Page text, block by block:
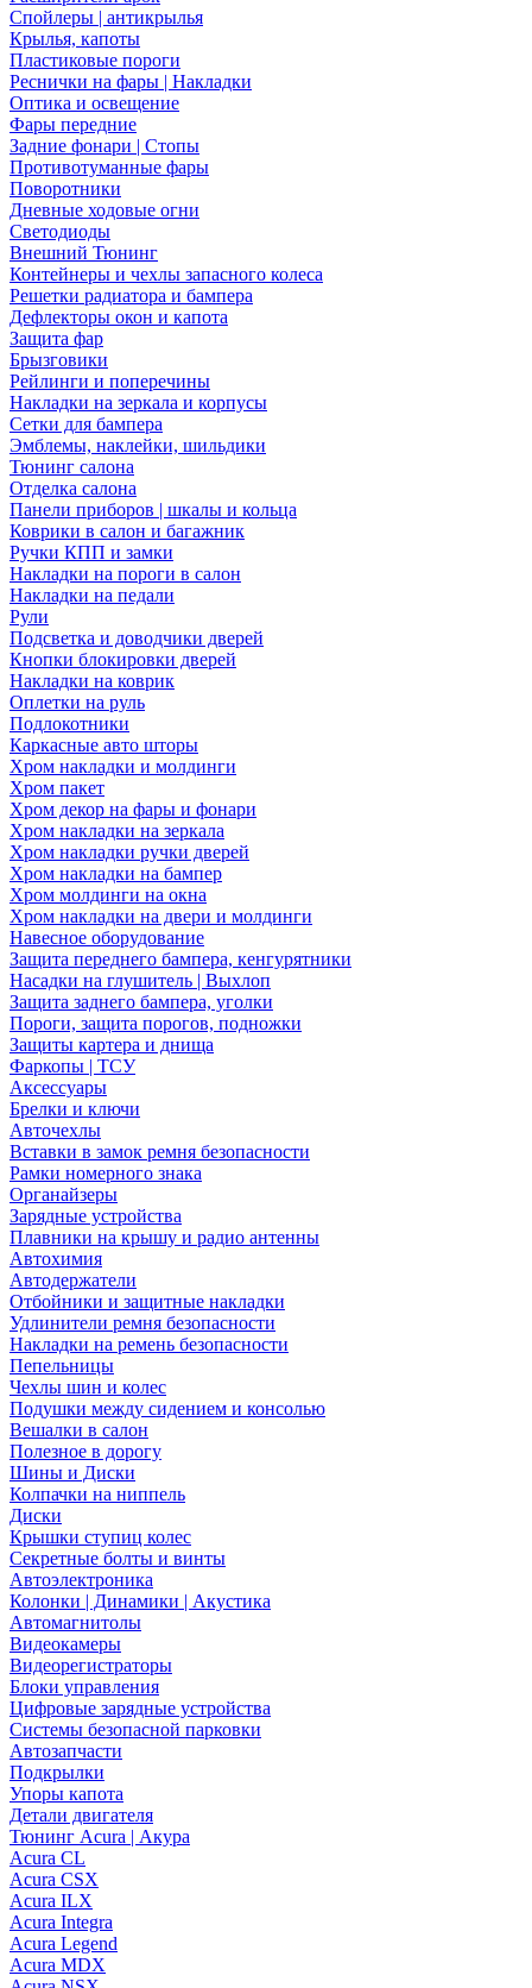
Спойлеры | антикрылья
Крылья, капоты
Пластиковые пороги
Реснички на фары | Накладки
Оптика и освещение
Фары передние
Задние фонари | Стопы
Противотуманные фары
Поворотники
Дневные ходовые огни
Светодиоды
Внешний Тюнинг
Контейнеры и чехлы запасного колеса
Решетки радиатора и бампера
Дефлекторы окон и капота
Защита фар
Брызговики
Рейлинги и поперечины
Накладки на зеркала и корпусы
Сетки для бампера
Эмблемы, наклейки, шильдики
Тюнинг салона
Отделка салона
Панели приборов | шкалы и кольца
Коврики в салон и багажник
Ручки КПП и замки
Накладки на пороги в салон
Накладки на педали
Рули
Подсветка и доводчики дверей
Кнопки блокировки дверей
Накладки на коврик
Оплетки на руль
Подлокотники
Каркасные авто шторы
Хром накладки и молдинги
Хром пакет
Хром декор на фары и фонари
Хром накладки на зеркала
Хром накладки ручки дверей
Хром накладки на бампер
Хром молдинги на окна
Хром накладки на двери и молдинги
Навесное оборудование
Защита переднего бампера, кенгурятники
Насадки на глушитель | Выхлоп
Защита заднего бампера, уголки
Пороги, защита порогов, подножки
Защиты картера и днища
Фаркопы | ТСУ
Аксессуары
Брелки и ключи
Авточехлы
Вставки в замок ремня безопасности
Рамки номерного знака
Органайзеры
Зарядные устройства
Плавники на крышу и радио антенны
Автохимия
Автодержатели
Отбойники и защитные накладки
Удлинители ремня безопасности
Накладки на ремень безопасности
Пепельницы
Чехлы шин и колес
Подушки между сидением и консолью
Вешалки в салон
Полезное в дорогу
Шины и Диски
Колпачки на ниппель
Диски
Крышки ступиц колес
Секретные болты и винты
Автоэлектроника
Колонки | Динамики | Акустика
Автомагнитолы
Видеокамеры
Видеорегистраторы
Блоки управления
Цифровые зарядные устройства
Системы безопасной парковки
Автозапчасти
Подкрылки
Упоры капота
Детали двигателя
Тюнинг Acura | Акура
Acura CL
Acura CSX
Acura ILX
Acura Integra
Acura Legend
Acura MDX